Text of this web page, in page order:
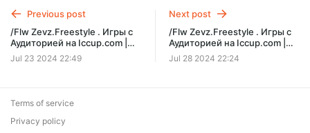
Previous post
/Flw Zevz.Freestyle . Игры с
Аудиторией на Iccup.com |
Информация в Описании
Стрима !
Jul 23 2024 22:49
Next post
/Flw Zevz.Freestyle . Игры с
Аудиторией на Iccup.com |
Информация в Описании
Стрима !
Jul 28 2024 22:24
Terms of service
Privacy policy